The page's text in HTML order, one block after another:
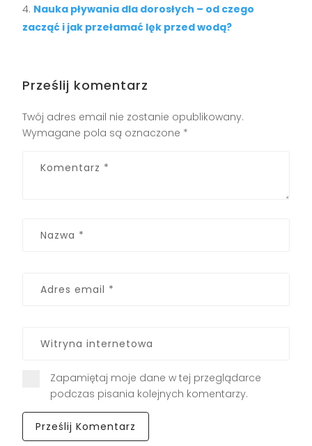
Nauka pływania dla dorosłych – od czego
zacząć i jak przełamać lęk przed wodą?
Prześlij komentarz
Twój adres email nie zostanie opublikowany.
Wymagane pola są oznaczone *
Zapamiętaj moje dane w tej przeglądarce
podczas pisania kolejnych komentarzy.